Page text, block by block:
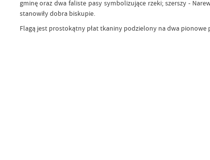
gminę oraz dwa faliste pasy symbolizujące rzeki; szerszy -
stanowiły dobra biskupie.
Flagą jest prostokątny płat tkaniny podzielony na dwa pionowe